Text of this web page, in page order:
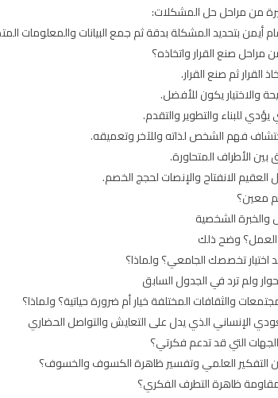
من مراحل حل المشكلات:
بتحديد المشكلة بدقة ثم جمع البيانات والمعلومات
صنع القرار واتخاذه؟
القرار ثم صنع القرار.
والاختيار يكون للأفضل.
للبناء والتطوير والتقدم.
فهم الشخص لذاته وللآخر وتعميقه.
الأطراف المتحاورة.
العقيم الانفتاح والإنصات لحجج الخصم.
معين؟
الشخصية
العمل؟ وضح ذلك
اختيار تخصصك الجامعي؟ ولماذا؟
ولم ترد في الجدول السابق
والثقافات المختلفة خيار أم ضرورة حياتية؟ ولماذا؟
الإنساني الذي يدل على التعايش والتواصل الحضاري
التي قد تدعم فكرتي؟
التفكير العلمي وتفسير ظاهرة الكسوف والخسوف؟
ظاهرة التطرف الفكري؟